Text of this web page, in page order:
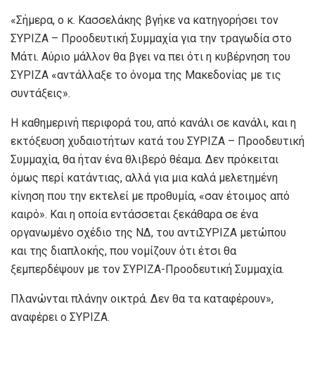
«Σήμερα, ο κ. Κασσελάκης βγήκε να κατηγορήσει τον
ΣΥΡΙΖΑ – Προοδευτική Συμμαχία για την τραγωδία στο
Μάτι. Αύριο μάλλον θα βγει να πει ότι η κυβέρνηση του
ΣΥΡΙΖΑ «αντάλλαξε το όνομα της Μακεδονίας με τις
συντάξεις».
Η καθημερινή περιφορά του, από κανάλι σε κανάλι, και η
εκτόξευση χυδαιοτήτων κατά του ΣΥΡΙΖΑ – Προοδευτική
Συμμαχία, θα ήταν ένα θλιβερό θέαμα. Δεν πρόκειται
όμως περί κατάντιας, αλλά για μια καλά μελετημένη
κίνηση που την εκτελεί με προθυμία, «σαν έτοιμος από
καιρό». Και η οποία εντάσσεται ξεκάθαρα σε ένα
οργανωμένο σχέδιο της ΝΔ, του αντιΣΥΡΙΖΑ μετώπου
και της διαπλοκής, που νομίζουν ότι έτσι θα
ξεμπερδέψουν με τον ΣΥΡΙΖΑ-Προοδευτική Συμμαχία.
Πλανώνται πλάνην οικτρά. Δεν θα τα καταφέρουν»,
αναφέρει ο ΣΥΡΙΖΑ.